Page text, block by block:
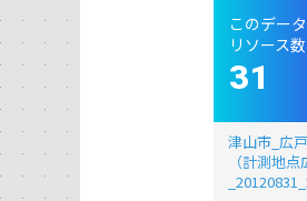
このデー
リソース数
31
津山市_広
（計測地点